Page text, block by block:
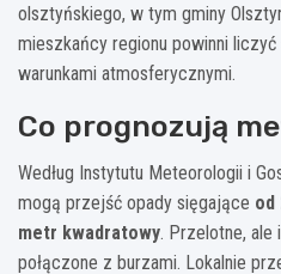
olsztyńskiego, w tym gminy
mieszkańcy regionu powinni
warunkami atmosferycznymi.
Co prognozują
Według Instytutu Meteorologii i
mogą przejść opady sięgające od
metr kwadratowy. Przelotne, ale
połączone z burzami. Lokalnie